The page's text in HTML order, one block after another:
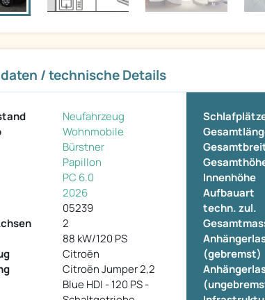
/ technische Details
Neufahrzeug
Wohnmobile
Bürstner
Papillon
PC 6.0
2026
05239
2
88 kW/120 PS
Citroën
Citroën Jumper 2,2
Blue HDI - 120 PS -
Innenhöhe
Aufbauart
techn. zul.
(gebremst)